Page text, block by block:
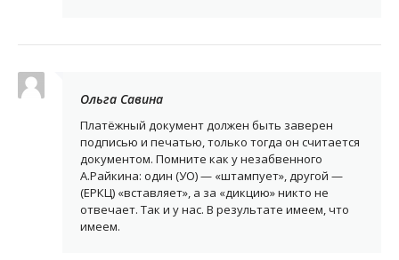
Ольга Савина
Платёжный документ должен быть заверен
подписью и печатью, только тогда он считается
документом. Помните как у незабвенного
А.Райкина: один (УО) — «штампует», другой —
(ЕРКЦ) «вставляет», а за «дикцию» никто не
отвечает. Так и у нас. В результате имеем, что
имеем.